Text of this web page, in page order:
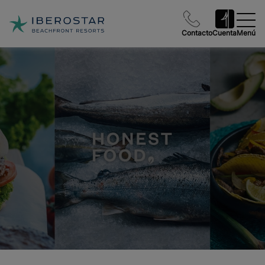
ContactoCuentaMenú